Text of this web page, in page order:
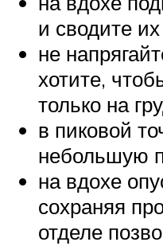
и сводите
не
хотите,
только на
в пиковой
небольшую
на вдохе
сохраняя
отделе